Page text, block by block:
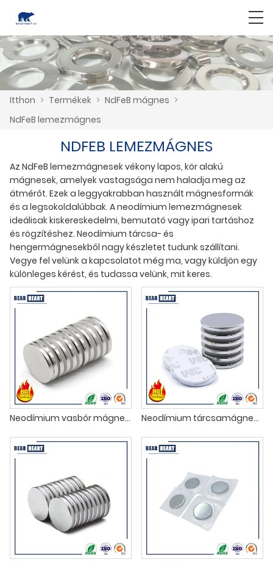
Itthon > Termékek > NdFeB mágnes >
NdFeB lemezmágnes
NDFEB LEMEZMÁGNES
Az NdFeB lemezmágnesek vékony lapos, kör alakú
mágnesek, amelyek vastagsága nem haladja meg az
átmérőt. Ezek a leggyakrabban használt mágnesformák
és a legsokoldalúbbak. A neodímium lemezmágnesek
ideálisak kiskereskedelmi, bemutató vagy ipari tartáshoz
és rögzítéshez. Neodímium tárcsa- és
hengermágnesekből nagy készletet tudunk szállítani.
Vegye fel velünk a kapcsolatot még ma, vagy küldjön egy
különleges kérést, és tudassa velünk, mit keres.
Neodímium vasbór mágnesek Neodímium tárcsamágnesek kétoldalas ragasztóval